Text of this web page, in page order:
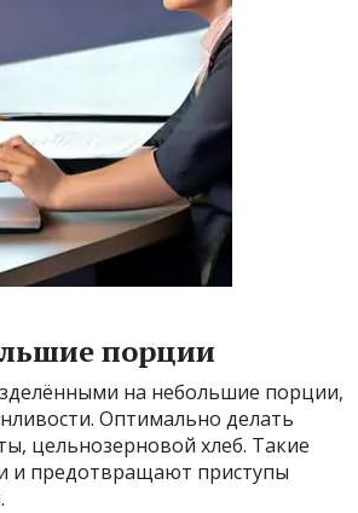
порции
на небольшие порции,
Оптимально делать
цельнозерновой хлеб. Такие
и предотвращают приступы